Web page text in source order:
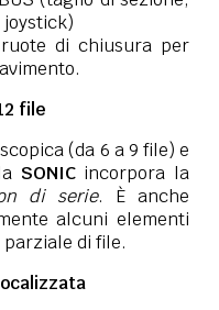
joystick)
di chiusura per
file
(da 6 a 9 file) e
SONICincorpora la
di serie. È anche
alcuni elementi
di file.